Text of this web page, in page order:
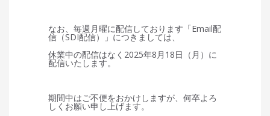
なお、毎週月曜に配信しております「Email配
信（SDI配信）」につきましては、
休業中の配信はなく2025年8月18日（月）に
配信いたします。
期間中はご不便をおかけしますが、何卒よろ
しくお願い申し上げます。